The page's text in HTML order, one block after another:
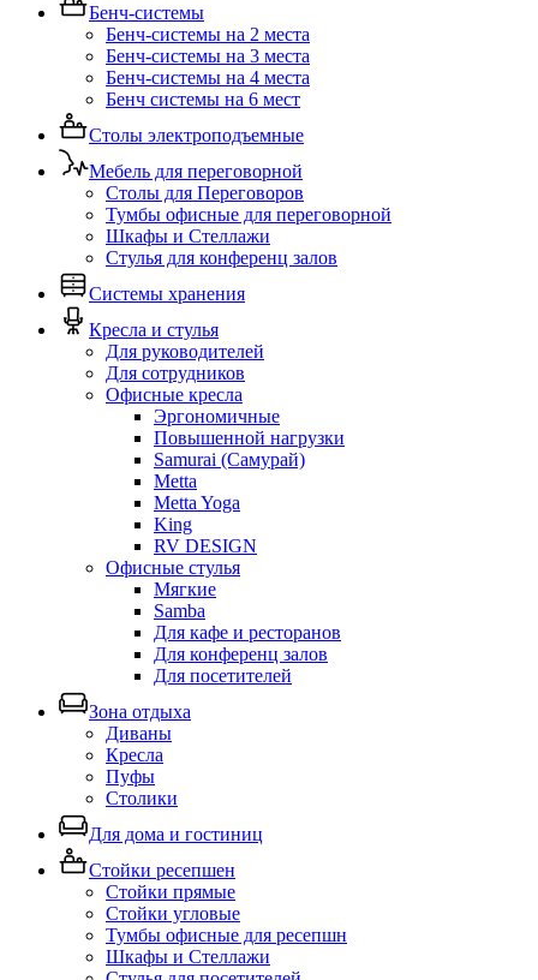
Бенч-системы
Бенч-системы на 2 места
Бенч-системы на 3 места
Бенч-системы на 4 места
Бенч системы на 6 мест
Столы электроподъемные
Мебель для переговорной
Столы для Переговоров
Тумбы офисные для переговорной
Шкафы и Стеллажи
Стулья для конференц залов
Системы хранения
Кресла и стулья
Для руководителей
Для сотрудников
Офисные кресла
Эргономичные
Повышенной нагрузки
Samurai (Самурай)
Metta
Metta Yoga
King
RV DESIGN
Офисные стулья
Мягкие
Samba
Для кафе и ресторанов
Для конференц залов
Для посетителей
Зона отдыха
Диваны
Кресла
Пуфы
Столики
Для дома и гостиниц
Стойки ресепшен
Стойки прямые
Стойки угловые
Тумбы офисные для ресепшн
Шкафы и Стеллажи